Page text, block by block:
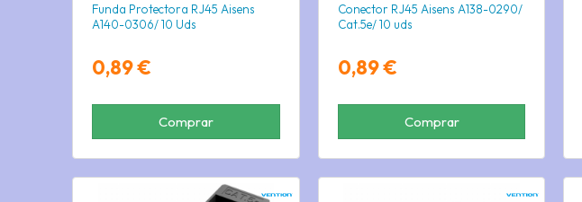
Funda Protectora RJ45 Aisens
A140-0306/ 10 Uds
0,89 €
Comprar
Conector RJ45 Aisens A138-0290/
Cat.5e/ 10 uds
0,89 €
Comprar